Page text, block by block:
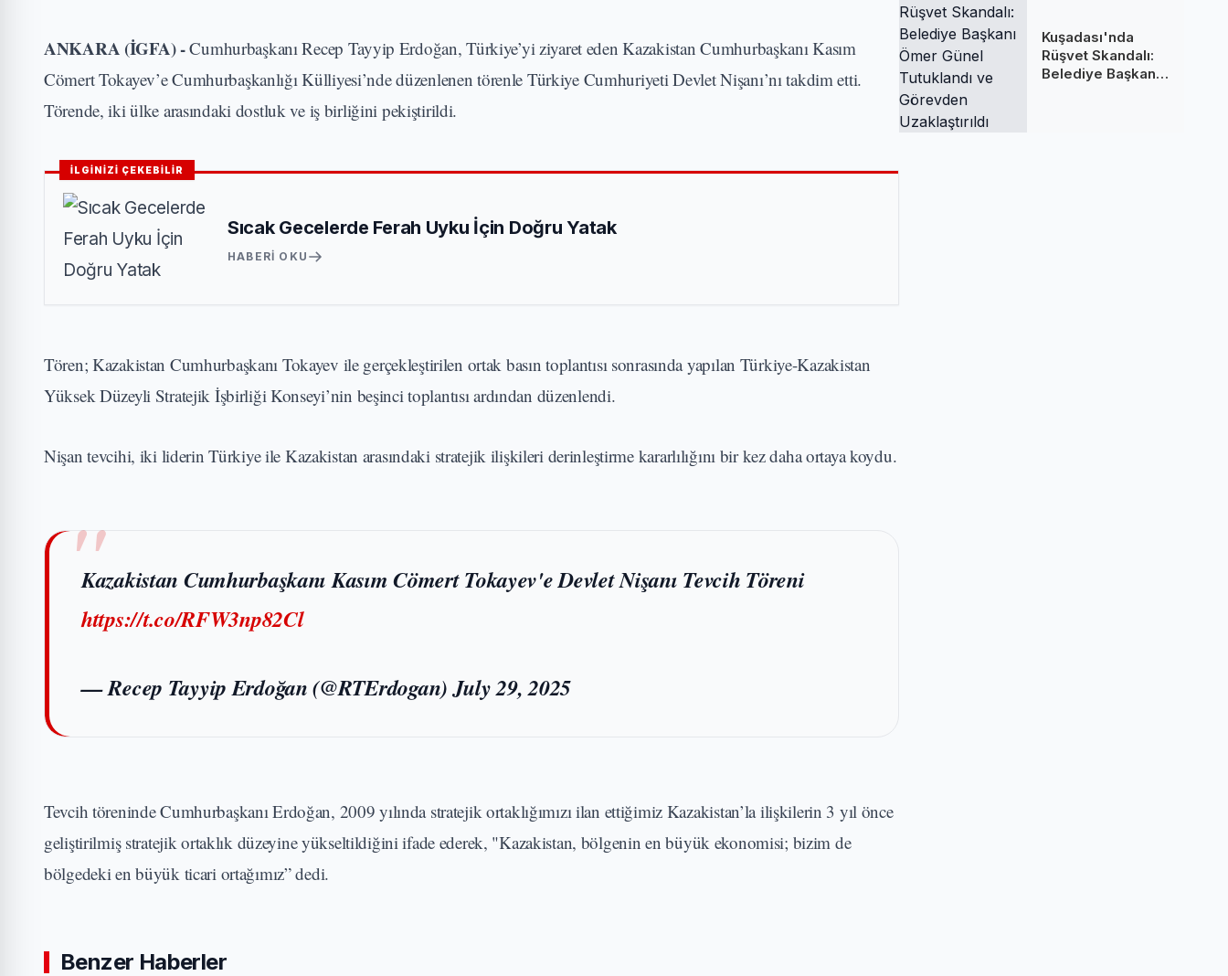
ANKARA (İGFA) -Cumhurbaşkanı Recep Tayyip Erdoğan, Türkiye’yi ziyaret eden Kazakistan Cumhurbaşkanı Kasım
Cömert Tokayev’e Cumhurbaşkanlığı Külliyesi’nde düzenlenen törenle Türkiye Cumhuriyeti Devlet Nişanı’nı takdim etti.
Törende, iki ülke arasındaki dostluk ve iş birliğini pekiştirildi.
İLGİNİZİ ÇEKEBİLİR
Sıcak Gecelerde Ferah Uyku İçin Doğru Yatak
HABERI OKU
Tören; Kazakistan Cumhurbaşkanı Tokayev ile gerçekleştirilen ortak basın toplantısı sonrasında yapılan Türkiye-Kazakistan
Yüksek Düzeyli Stratejik İşbirliği Konseyi’nin beşinci toplantısı ardından düzenlendi.
Nişan tevcihi, iki liderin Türkiye ile Kazakistan arasındaki stratejik ilişkileri derinleştirme kararlılığını bir kez daha ortaya koydu.
Kazakistan Cumhurbaşkanı Kasım Cömert Tokayev'e Devlet Nişanı Tevcih Töreni
https://t.co/RFW3np82Cl
— Recep Tayyip Erdoğan (@RTErdogan)July 29, 2025
Tevcih töreninde Cumhurbaşkanı Erdoğan, 2009 yılında stratejik ortaklığımızı ilan ettiğimiz Kazakistan’la ilişkilerin 3 yıl önce
geliştirilmiş stratejik ortaklık düzeyine yükseltildiğini ifade ederek, "Kazakistan, bölgenin en büyük ekonomisi; bizim de
bölgedeki en büyük ticari ortağımız” dedi.
Benzer Haberler
Kuşadası'nda
Rüşvet Skandalı:
Belediye Başkanı